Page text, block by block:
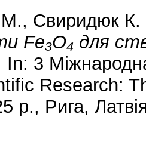
М., Свиридюк
Fe₃O₄ для
In: 3
Research:
р., Рига,